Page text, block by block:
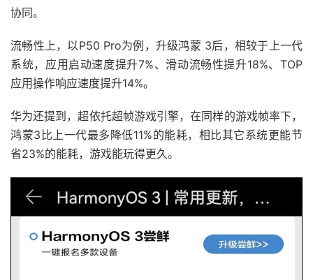
协同。
流畅性上，以P50 Pro为例，升级鸿蒙 3后，相较于上一代
系统，应用启动速度提升7%、滑动流畅性提升18%、TOP
应用操作响应速度提升14%。
华为还提到，超依托超帧游戏引擎，在同样的游戏帧率下，
鸿蒙3比上一代最多降低11%的能耗，相比其它系统更能节
省23%的能耗，游戏能玩得更久。